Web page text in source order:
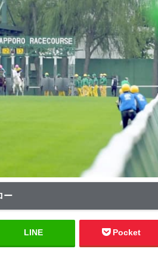
ー
LINE Pocket